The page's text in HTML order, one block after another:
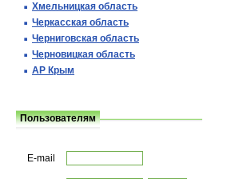
Хмельницкая область
Черкасская область
Черниговская область
Черновицкая область
АР Крым
Пользователям
E-mail